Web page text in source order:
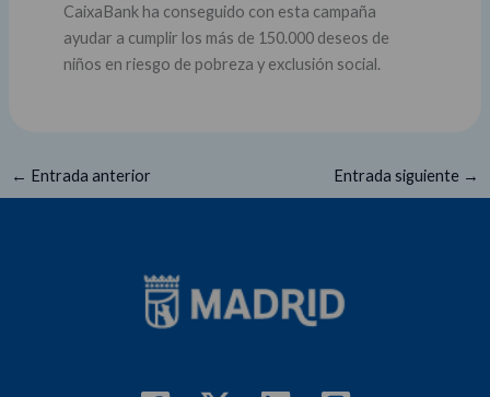
CaixaBank ha conseguido con esta campaña
ayudar a cumplir los más de 150.000 deseos de
niños en riesgo de pobreza y exclusión social.
← Entrada anterior Entrada siguiente →